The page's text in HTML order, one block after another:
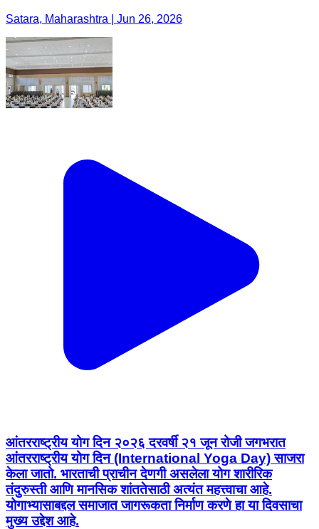
Satara, Maharashtra | Jun 26, 2026
आंतरराष्ट्रीय योग दिन २०२६ दरवर्षी २१ जून रोजी जगभरात
आंतरराष्ट्रीय योग दिन (International Yoga Day) साजरा
केला जातो. भारताची प्राचीन देणगी असलेला योग शारीरिक
तंदुरुस्ती आणि मानसिक शांततेसाठी अत्यंत महत्त्वाचा आहे.
योगाभ्यासाबद्दल समाजात जागरूकता निर्माण करणे हा या दिवसाचा
मुख्य उद्देश आहे.